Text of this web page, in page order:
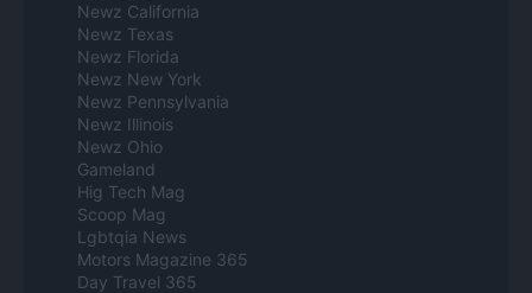
Newz California
Newz Texas
Newz Florida
Newz New York
Newz Pennsylvania
Newz Illinois
Newz Ohio
Gameland
Hig Tech Mag
Scoop Mag
Lgbtqia News
Motors Magazine 365
Day Travel 365